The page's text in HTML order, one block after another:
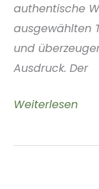
authentische
ausgewählten
und
Ausdruck. Der
Weingut
Südmähren
Weiterlesen